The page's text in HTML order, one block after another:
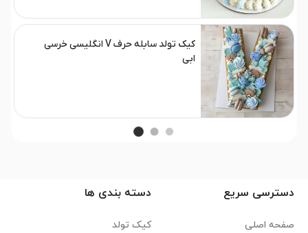
کیک تولد سابله حرف V انگلیسی خرسی
ابی
دسترسی سریع
صفحه اصلی
دسته بندی ها
کیک تولد